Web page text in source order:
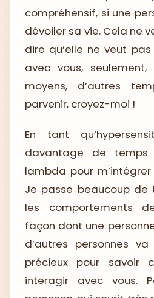
compréhensif, si une
dévoiler sa vie. Cela ne
dire qu’elle ne veut
avec vous,
moyens, d’autres
parvenir, croyez-moi !
En tant
davantage de temps
lambda pour
Je passe beaucoup de
les comportements
façon dont une
d’autres personnes
précieux pour savoir
interagir avec vous.